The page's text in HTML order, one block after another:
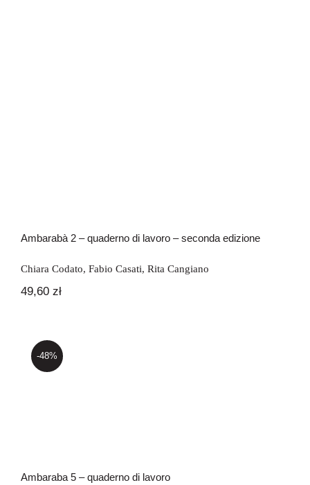
Ambarabà 2 – quaderno di lavoro – seconda edizione
Chiara Codato, Fabio Casati, Rita Cangiano
49,60 zł
-48%
Ambaraba 5 – quaderno di lavoro